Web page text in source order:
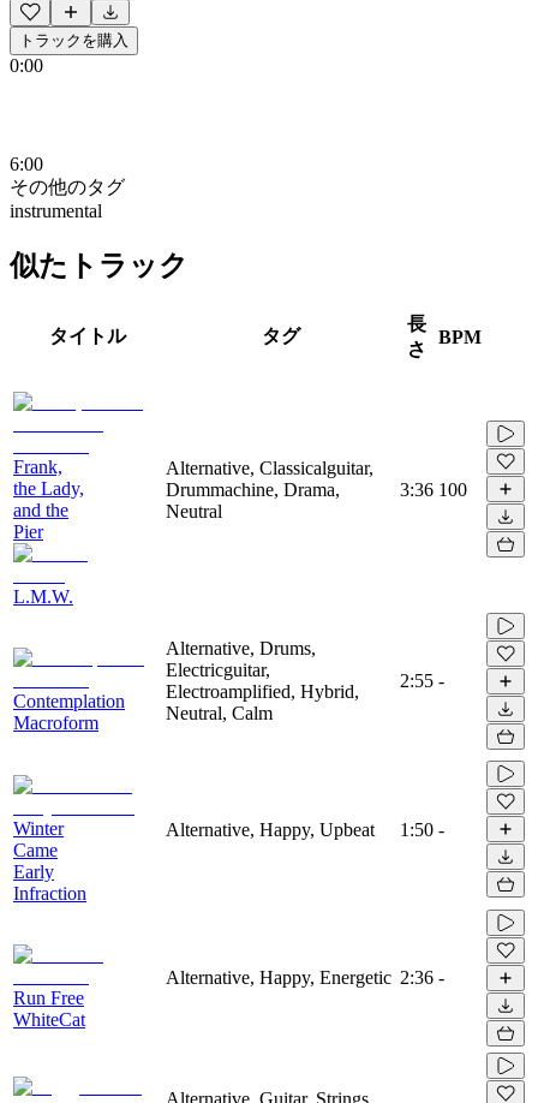
トラックを購入
0:00
6:00
その他のタグ
instrumental
似たトラック
タイトル タグ
長
さ
BPM
Frank,
the Lady,
and the
Pier
L.M.W.
Alternative, Classicalguitar,
Drummachine, Drama,
Neutral
3:36 100
Contemplation
Macroform
Alternative, Drums,
Electricguitar,
Electroamplified, Hybrid,
Neutral, Calm
2:55 -
Winter
Came
Early
Infraction
Alternative, Happy, Upbeat 1:50 -
Run Free
WhiteCat
Alternative, Happy, Energetic 2:36 -
Alternative, Guitar, Strings,